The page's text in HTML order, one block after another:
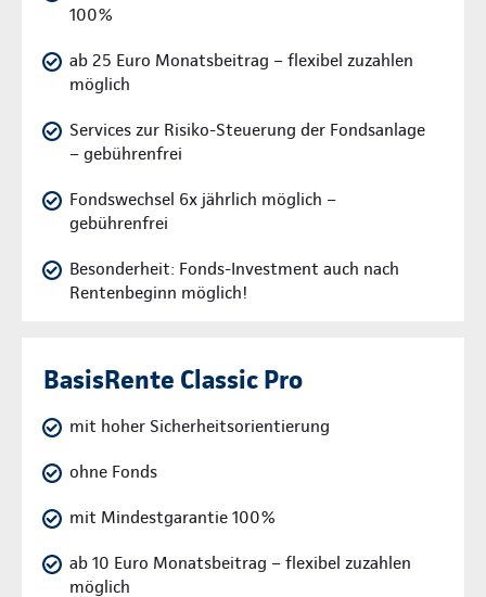
100%
ab 25 Euro Monatsbeitrag – flexibel zuzahlen
möglich
Services zur Risiko-Steuerung der Fondsanlage
– gebührenfrei
Fondswechsel 6x jährlich möglich –
gebührenfrei
Besonderheit: Fonds-Investment auch nach
Rentenbeginn möglich!
BasisRente Classic Pro
mit hoher Sicherheitsorientierung
ohne Fonds
mit Mindestgarantie 100%
ab 10 Euro Monatsbeitrag – flexibel zuzahlen
möglich